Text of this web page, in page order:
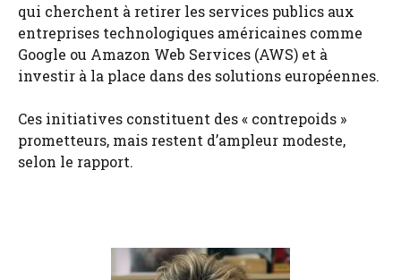
qui cherchent à retirer les services publics aux
entreprises technologiques américaines comme
Google ou Amazon Web Services (AWS) et à
investir à la place dans des solutions européennes.
Ces initiatives constituent des « contrepoids »
prometteurs, mais restent d’ampleur modeste,
selon le rapport.